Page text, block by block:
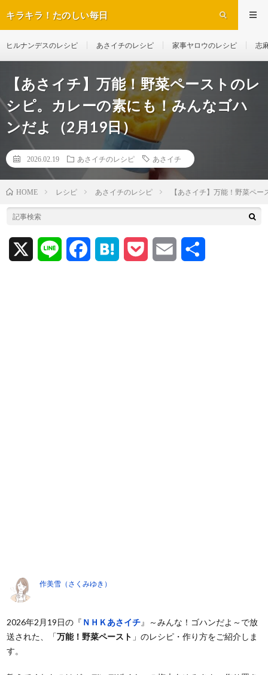
キラキラ！たのしい毎日
ヒルナンデスのレシピ あさイチのレシピ 家事ヤロウのレシピ 志
【あさイチ】万能！野菜ペーストのレ
シピ。カレーの素にも！みんなゴハ
ンだよ（2月19日）
2026.02.19 あさイチのレシピ あさイチ
HOME レシピ あさイチのレシピ 【あさイチ】万能！野菜ペ
作美雪（さくみゆき）
2026年2月19日の『 ＮＨＫあさイチ』～みんな！ゴハンだよ～で放
送された、「万能！野菜ペースト 」のレシピ・作り方をご紹介しま
す。